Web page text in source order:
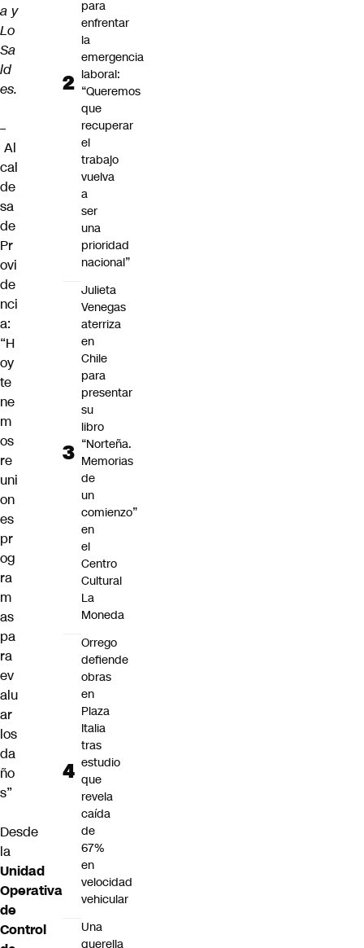
a y
Lo
Sa
ld
es.
–
Al
cal
de
sa
de
Pr
ovi
de
nci
a:
“H
oy
te
ne
m
os
re
uni
on
es
pr
og
ra
m
as
pa
ra
ev
alu
ar
los
da
ño
s”
Desde
la
Unidad
Operativa
de
Control
para
enfrentar
la
emergencia
laboral:
“Queremos
que
recuperar
el
trabajo
vuelva
a
ser
una
prioridad
nacional”
Julieta
Venegas
aterriza
en
Chile
para
presentar
su
libro
“Norteña.
Memorias
de
un
comienzo”
en
el
Centro
Cultural
La
Moneda
Orrego
defiende
obras
en
Plaza
Italia
tras
estudio
que
revela
caída
de
67%
en
velocidad
vehicular
Una
querella